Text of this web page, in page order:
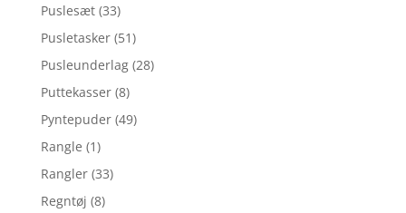
Puslesæt (33)
Pusletasker (51)
Pusleunderlag (28)
Puttekasser (8)
Pyntepuder (49)
Rangle (1)
Rangler (33)
Regntøj (8)